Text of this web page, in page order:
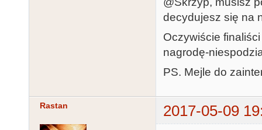
decydujesz się na
Oczywiście
nagrodę-
PS. Mejle do
Rastan 2017-05-09